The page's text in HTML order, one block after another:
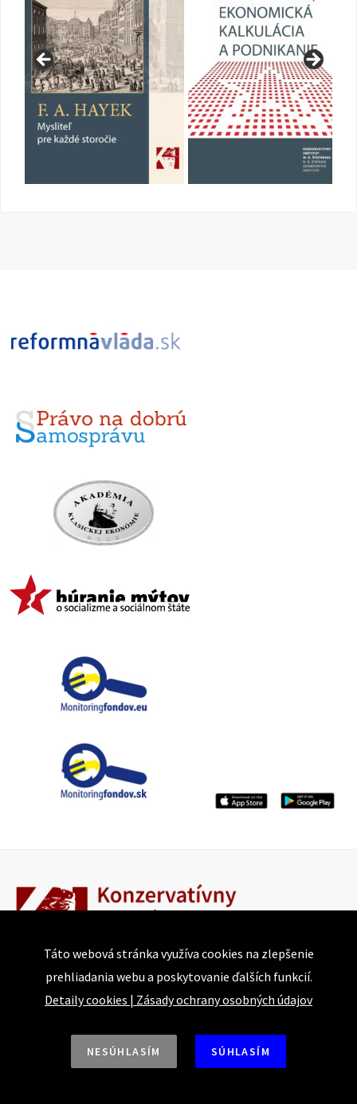
Bajkalská 25
Tel.: +421 918 493 917 | +421 915 874 744
Táto webová stránka využíva cookies na zlepšenie
prehliadania webu a poskytovanie ďalších funkcií.
Detaily cookies | Zásady ochrany osobných údajov
NESÚHLASÍM SÚHLASÍM